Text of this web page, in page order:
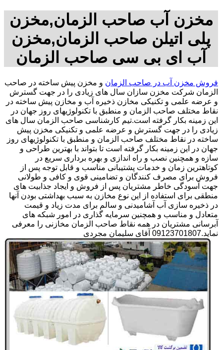
مخزن آب صاحب الزمان,مخزن
پلی اتیلن صاحب الزمان,مخزن
آب ای بی سی صاحب الزمان
فروش مخزن آب در صاحب الزمان و مخزن پیش ساخته در صاحب
الزمان شرکت مخزن سازان سال های زیادی را در جهت گسترش
و عرضه علمی و تکنیکی مخازن ذخیره آب و مخازن پیش ساخته در
نقاط مختلف صاحب الزمان و منطبق با تکنولوژیهای روز جهان در
این زمینه بکار گرفته است.تیم کارشناسی صاحب الزمان سال های
زیادی را در جهت گسترش و عرضه علمی و تکنیکی مخزن پیش
ساخته در نقاط مختلف صاحب الزمان و منطبق با تکنولوژیهای روز
جهان در این زمینه بکار گرفته است تا بتواند با بهترین طراحی و
سازه و همچنین نصب و راه اندازی و بهره برداری سریع در
کوتاهترین زمان و خدمات پشتیبانی مناسب و قابل توجه پس از
فروش برای مصرف کنندگان و تضامینی قوی و کافی و طولانی
جهت آسودگی خاطر مشتریان پس از فروش و ایجاد جذابیت های
منطقی برای استفاده از این نوع مخازن به سبب بهداشتی بودن آنها
در ذخیره سازی آب آشامیدنی و سالم برای مدت زیاد و قیمت
متعادل و مناسب و همچنین سرمایه گذاری در امور شبکه های
آبرسانی مشتریان در همه نقاط صاحب الزمان مخازنی را معرفی
نماید.09123701807 آقای سلیمان مجردی